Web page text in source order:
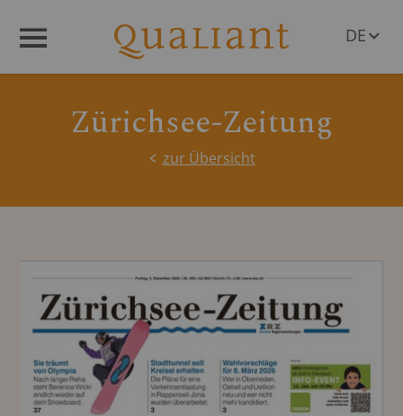
DE
Zürichsee-Zeitung
zur Übersicht